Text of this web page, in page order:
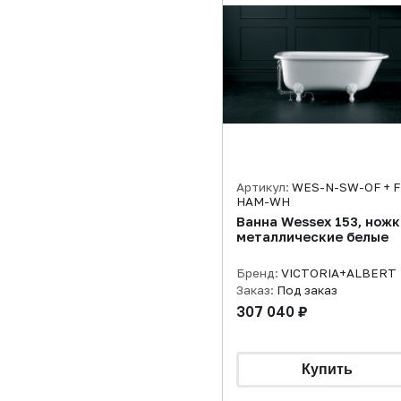
Артикул: WES-N-SW-OF +
HAM-WH
Ванна Wessex 153,
металлические белые
Бренд: VICTORIA+ALBERT
Заказ: Под заказ
307 040 ₽